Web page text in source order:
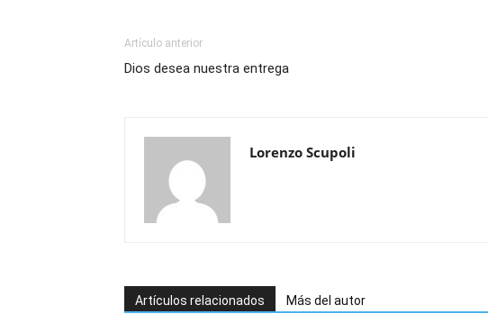
Artículo anterior
Dios desea nuestra entrega
Lorenzo Scupoli
Artículos relacionados Más del autor